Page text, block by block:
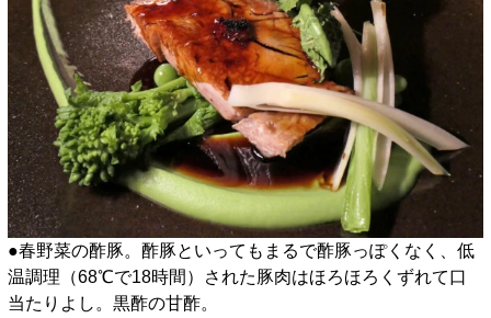
●春野菜の酢豚。酢豚といってもまるで酢豚っぽくなく、低
温調理（68℃で18時間）された豚肉はほろほろくずれて口
当たりよし。黒酢の甘酢。